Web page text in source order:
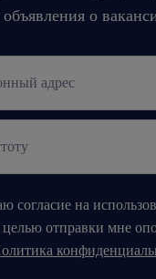
о
согласие на
отправки мне